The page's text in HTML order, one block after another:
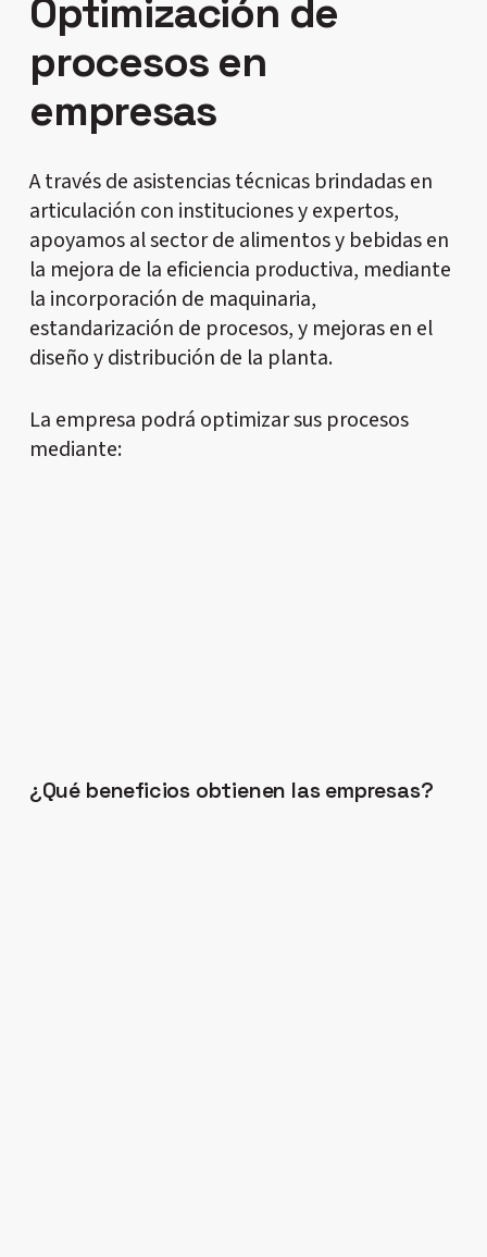
Optimización de
procesos en
empresas
A través de asistencias técnicas brindadas en
articulación con instituciones y expertos,
apoyamos al sector de alimentos y bebidas en
la mejora de la eficiencia productiva, mediante
la incorporación de maquinaria,
estandarización de procesos, y mejoras en el
diseño y distribución de la planta.
La empresa podrá optimizar sus procesos
mediante:
¿Qué beneficios obtienen las empresas?